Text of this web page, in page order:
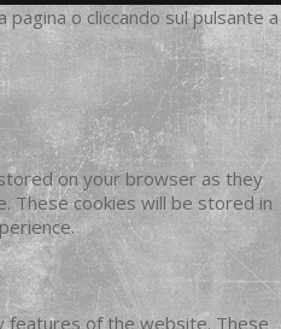
pagina o cliccando sul pulsante a
on your browser as they
These cookies will be stored in
features of the website. These